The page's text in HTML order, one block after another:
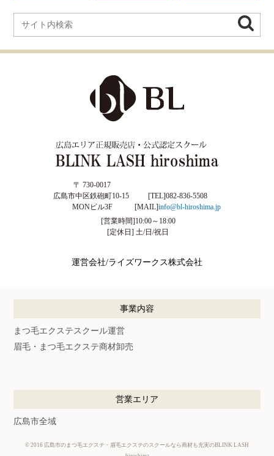
〒 730-0017
広島市中区鉄砲町10-15
MONビル3F
[TEL]082-836-5508
[MAIL]info@bl-hiroshima.jp
[営業時間]10:00～18:00
[定休日] 土/日/祝日
運営会社/ライズワークス株式会社
事業内容
まつ毛エクステスクール運営
眉毛・まつ毛エクステ商材卸売
営業エリア
広島市全域
© 2016 広島市のまつ毛エクステ・眉毛エクステのスクールなら商材も充実のBLINK LASH